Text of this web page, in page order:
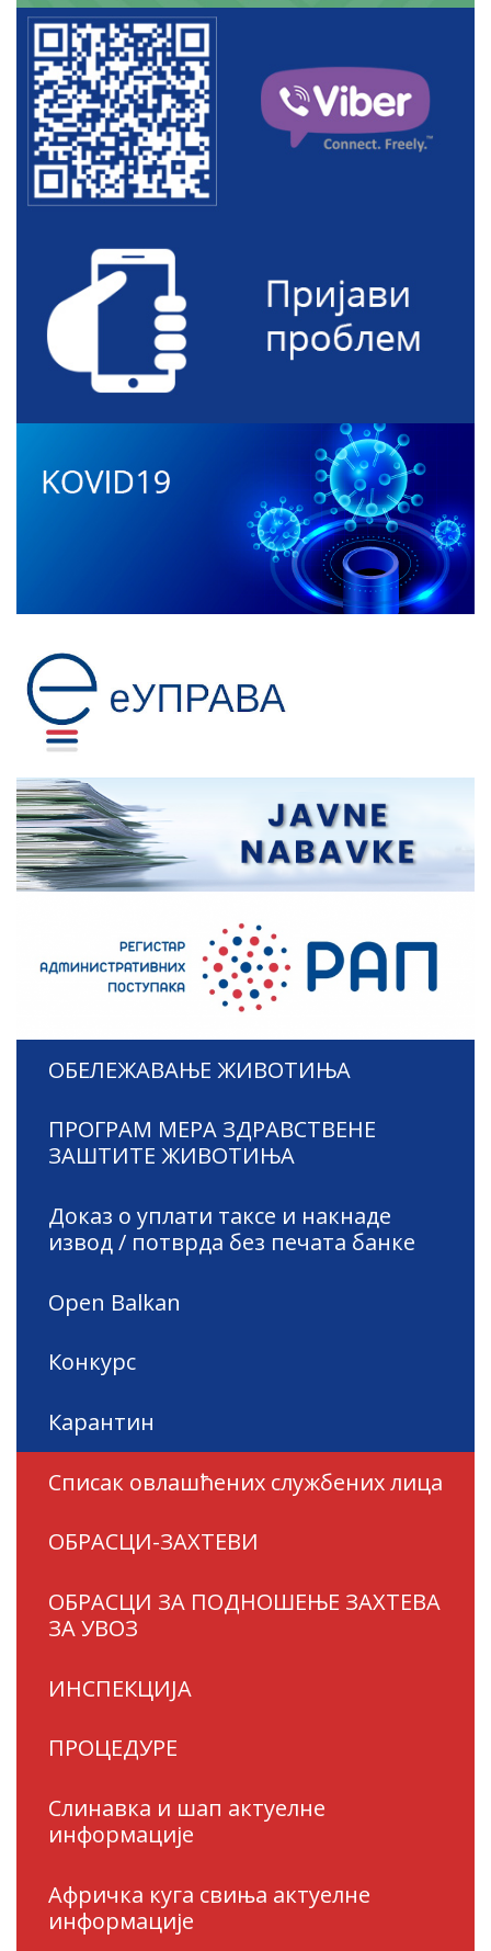
ОБЕЛЕЖАВАЊЕ ЖИВОТИЊА
ПРОГРАМ МЕРА ЗДРАВСТВЕНЕ
ЗАШТИТЕ ЖИВОТИЊА
Доказ о уплати таксе и накнаде
извод / потврда без печата банке
Open Balkan
Конкурс
Карантин
Списак овлашћених службених лица
ОБРАСЦИ-ЗАХТЕВИ
ОБРАСЦИ ЗА ПОДНОШЕЊЕ ЗАХТЕВА
ЗА УВОЗ
ИНСПЕКЦИЈА
ПРОЦЕДУРЕ
Слинавка и шап актуелне
информације
Афричка куга свиња актуелне
информације